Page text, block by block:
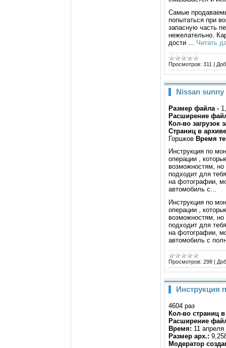
Самые
попытаться при
запасную часть
нежелательно.
дости
Читать
Просмотров: 311 |
Nissan
Размер файла -
Расширение
Кол-во загрузок
Страниц в
Горшков Время
Инструкция по
операции ,
возможностям,
подходит для
на фотографии,
автомобиль с...
Инструкция по
операции ,
возможностям,
подходит для
на фотографии,
автомобиль с
Просмотров: 298 |
Инструкция
4604 раз
Кол-во страниц
Расширение
Время: 11 апреля
Размер арх.:
Модератор